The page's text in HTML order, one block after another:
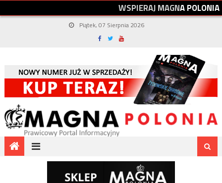
WSPIERAJMAGNAPOLONIA
Piątek, 07 Sierpnia 2026